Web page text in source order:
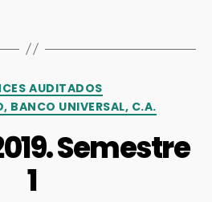
AUDITADOS
BANCO UNIVERSAL, C.A.
Semestre
1